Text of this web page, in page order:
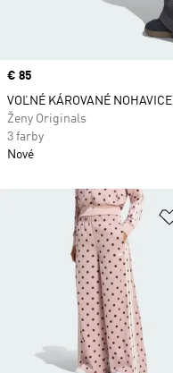
Price
€ 85
VOĽNÉ KÁROVANÉ NOHAVICE
Ženy Originals
3 farby
Nové